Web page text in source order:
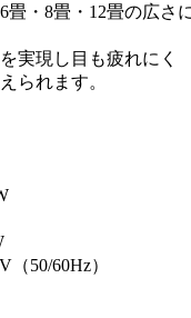
畳・8畳・12畳の広さ
実現し目も疲れにく
られます。
50/60Hz）